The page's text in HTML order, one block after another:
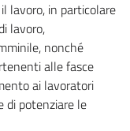
lavoro, in particolare
lavoro,
nonché
alle fasce
ai lavoratori
di potenziare le